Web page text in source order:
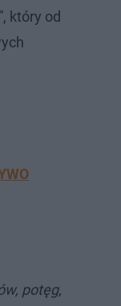
który od
potęg,